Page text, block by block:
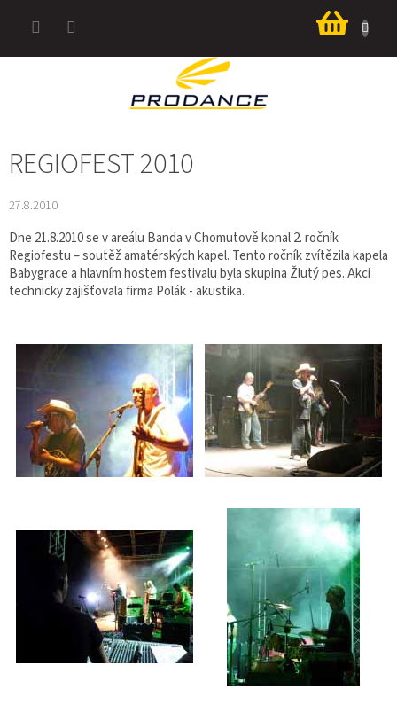
košík
REGIOFEST 2010
27.8.2010
Dne 21.8.2010 se v areálu Banda v Chomutově konal 2. ročník
Regiofestu – soutěž amatérských kapel. Tento ročník zvítězila kapela
Babygrace a hlavním hostem festivalu byla skupina Žlutý pes. Akci
technicky zajišťovala firma Polák - akustika.